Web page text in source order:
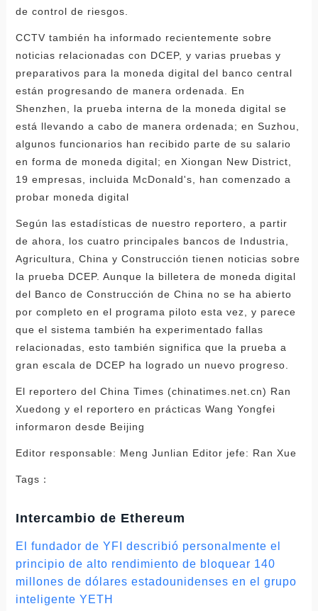
de control de riesgos.
CCTV también ha informado recientemente sobre
noticias relacionadas con DCEP, y varias pruebas y
preparativos para la moneda digital del banco central
están progresando de manera ordenada. En
Shenzhen, la prueba interna de la moneda digital se
está llevando a cabo de manera ordenada; en Suzhou,
algunos funcionarios han recibido parte de su salario
en forma de moneda digital; en Xiongan New District,
19 empresas, incluida McDonald's, han comenzado a
probar moneda digital
Según las estadísticas de nuestro reportero, a partir
de ahora, los cuatro principales bancos de Industria,
Agricultura, China y Construcción tienen noticias sobre
la prueba DCEP. Aunque la billetera de moneda digital
del Banco de Construcción de China no se ha abierto
por completo en el programa piloto esta vez, y parece
que el sistema también ha experimentado fallas
relacionadas, esto también significa que la prueba a
gran escala de DCEP ha logrado un nuevo progreso.
El reportero del China Times (chinatimes.net.cn) Ran
Xuedong y el reportero en prácticas Wang Yongfei
informaron desde Beijing
Editor responsable: Meng Junlian Editor jefe: Ran Xue
Tags：
Intercambio de Ethereum
El fundador de YFI describió personalmente el
principio de alto rendimiento de bloquear 140
millones de dólares estadounidenses en el grupo
inteligente YETH